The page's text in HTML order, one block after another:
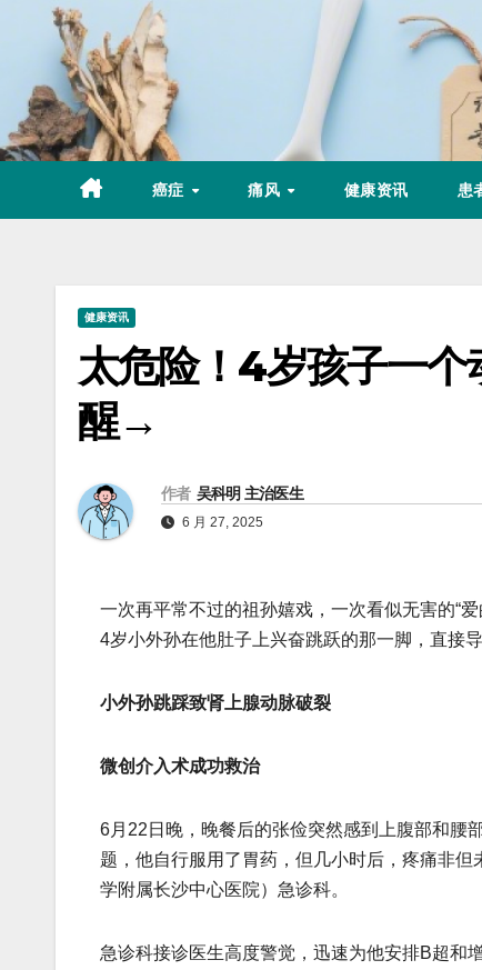
content
癌症 痛风 健康资讯 患
健康资讯
太危险！4岁孩子一
醒→
作者 吴科明 主治医生
6 月 27, 2025
一次再平常不过的祖孙嬉戏，一次看似无害的“
4岁小外孙在他肚子上兴奋跳跃的那一脚，直接
小外孙跳踩致肾上腺动脉破裂
微创介入术成功救治
6月22日晚，晚餐后的张俭突然感到上腹部和腰
题，他自行服用了胃药，但几小时后，疼痛非
学附属长沙中心医院）急诊科。
急诊科接诊医生高度警觉，迅速为他安排B超和